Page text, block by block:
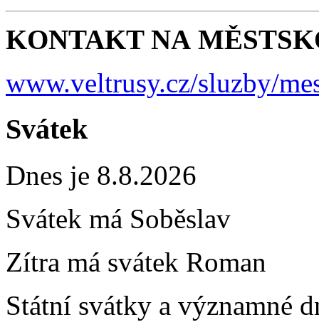
KONTAKT NA
www.veltrusy.cz/sluzby/
Svátek
Dnes je 8.8.2026
Svátek má Soběslav
Zítra má svátek Roman
Státní svátky a významné